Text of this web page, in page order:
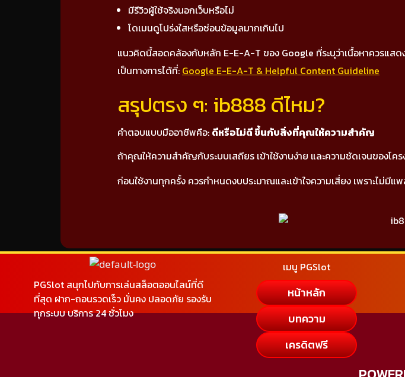
มีรีวิวผู้ใช้จริงนอกเว็บหรือไม่
โดเมนดูโปร่งใสหรือซ่อนข้อมูลมากเกินไป
แนวคิดนี้สอดคล้องกับหลัก E-E-A-T ของ Google ที่ระบุว่าเนื้อหาควรแส
เป็นทางการได้ที่: Google E-E-A-T & Helpful Content Guideline
สรุปตรง ๆ: ib888 ดีไหม?
คำตอบแบบมืออาชีพคือ: ดีหรือไม่ดี ขึ้นกับสิ่งที่คุณให้ความสำคัญ
ถ้าคุณให้ความสำคัญกับระบบเสถียร เข้าใช้งานง่าย และความชัดเจนของโ
ก่อนใช้งานทุกครั้ง ควรกำหนดงบประมาณและเข้าใจความเสี่ยง เพราะไม่มี
PGSlot สนุกไปกับการเล่นสล็อตออนไลน์ที่ดี
ที่สุด ฝาก-ถอนรวดเร็ว มั่นคง ปลอดภัย รองรับ
ทุกระบบ บริการ 24 ชั่วโมง
เมนู PGSlot
หน้าหลัก
บทความ
เครดิตฟรี